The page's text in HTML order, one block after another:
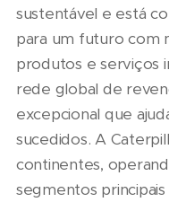
sustentável e está
para um futuro com
produtos e serviços
rede global de
excepcional que
sucedidos. A
continentes,
segmentos